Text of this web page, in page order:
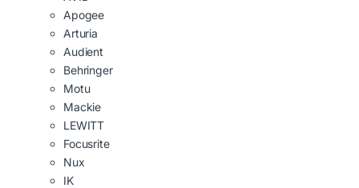
Apogee
Arturia
Audient
Behringer
Motu
Mackie
LEWITT
Focusrite
Nux
IK